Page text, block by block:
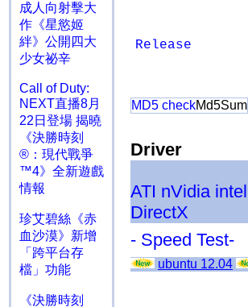
成人向射擊大
作《星慾姬
絆》公開四大
少女祕辛
Call of Duty:
NEXT直播8月
22日登場 揭曉
《決勝時刻
®：現代戰爭
™4》全新遊戲
情報
珍艾碧絲《赤
血沙漠》新增
「跨平台存
檔」功能
《決勝時刻
Release
MD5 checkMd5Sum
Driver
ATI nVidia intel
DirectX
- Speed Test-
ubuntu 12.04